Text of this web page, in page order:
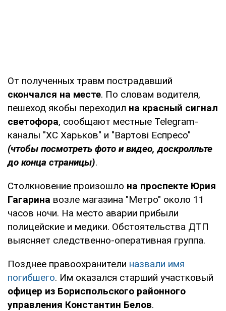
От полученных травм пострадавший
скончался на месте. По словам водителя,
пешеход якобы переходил на красный сигнал
светофора, сообщают местные Telegram-
каналы "ХС Харьков" и "Вартові Еспресо"
(чтобы посмотреть фото и видео, доскролльте
до конца страницы).
Столкновение произошло на проспекте Юрия
Гагарина возле магазина "Метро" около 11
часов ночи. На место аварии прибыли
полицейские и медики. Обстоятельства ДТП
выясняет следственно-оперативная группа.
Позднее правоохранители назвали имя
погибшего. Им оказался старший участковый
офицер из Бориспольского районного
управления Константин Белов.